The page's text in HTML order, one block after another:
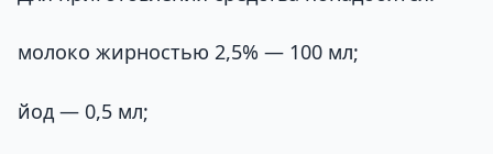
молоко жирностью 2,5% — 100 мл;
йод — 0,5 мл;